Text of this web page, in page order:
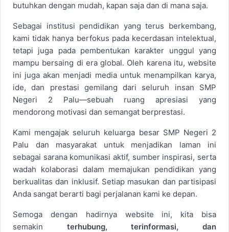
butuhkan dengan mudah, kapan saja dan di mana saja.
Sebagai institusi pendidikan yang terus berkembang,
kami tidak hanya berfokus pada kecerdasan intelektual,
tetapi juga pada pembentukan karakter unggul yang
mampu bersaing di era global. Oleh karena itu, website
ini juga akan menjadi media untuk menampilkan karya,
ide, dan prestasi gemilang dari seluruh insan SMP
Negeri 2 Palu—sebuah ruang apresiasi yang
mendorong motivasi dan semangat berprestasi.
Kami mengajak seluruh keluarga besar SMP Negeri 2
Palu dan masyarakat untuk menjadikan laman ini
sebagai sarana komunikasi aktif, sumber inspirasi, serta
wadah kolaborasi dalam memajukan pendidikan yang
berkualitas dan inklusif. Setiap masukan dan partisipasi
Anda sangat berarti bagi perjalanan kami ke depan.
Semoga dengan hadirnya website ini, kita bisa
semakin terhubung, terinformasi, dan